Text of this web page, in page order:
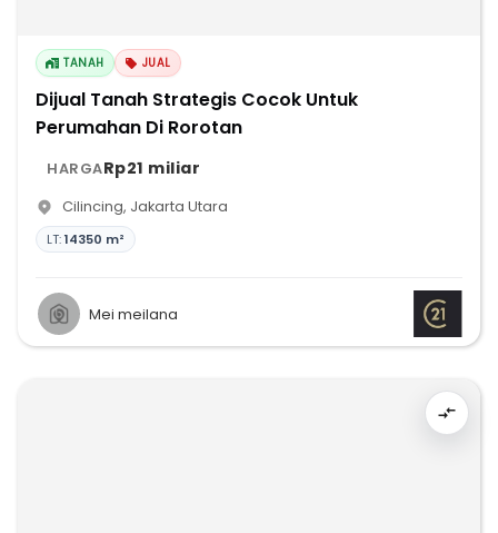
TANAH JUAL
Dijual Tanah Strategis Cocok Untuk
Perumahan Di Rorotan
HARGARp21 miliar
Cilincing, Jakarta Utara
LT:14350 m²
Mei meilana